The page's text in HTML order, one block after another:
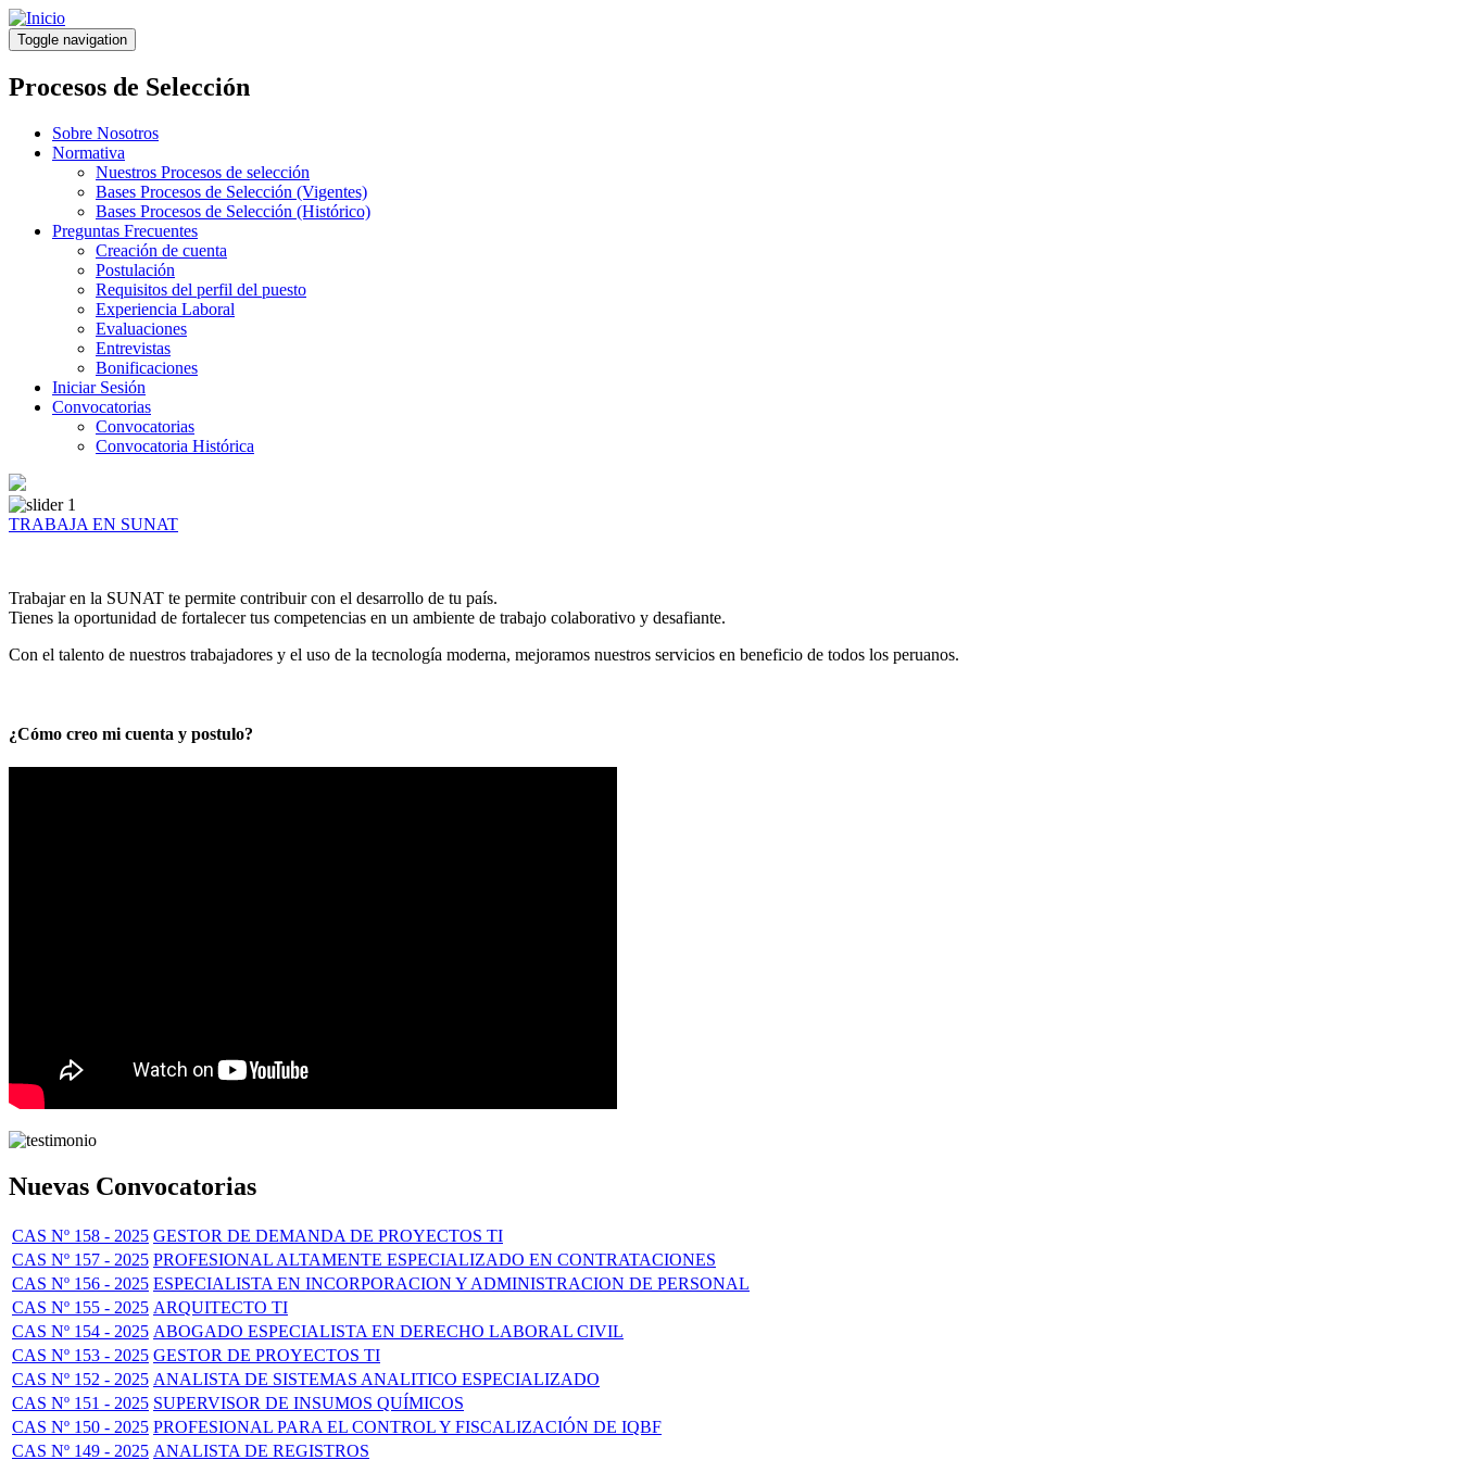
Pasar
al
contenido
principal
Toggle navigation
Procesos de Selección
Sobre Nosotros
Normativa
Nuestros Procesos de selección
Bases Procesos de Selección (Vigentes)
Bases Procesos de Selección (Histórico)
Preguntas Frecuentes
Creación de cuenta
Postulación
Requisitos del perfil del puesto
Experiencia Laboral
Evaluaciones
Entrevistas
Bonificaciones
Iniciar Sesión
Convocatorias
Convocatorias
Convocatoria Histórica
TRABAJA EN SUNAT
Trabajar en la SUNAT te permite contribuir con el desarrollo de tu país.
Tienes la oportunidad de fortalecer tus competencias en un ambiente de trabajo colaborativo y desafiante.
Con el talento de nuestros trabajadores y el uso de la tecnología moderna, mejoramos nuestros servicios en beneficio de todos los peruanos.
¿Cómo creo mi cuenta y postulo?
Nuevas Convocatorias
CAS Nº 158 - 2025 GESTOR DE DEMANDA DE PROYECTOS TI
CAS Nº 157 - 2025 PROFESIONAL ALTAMENTE ESPECIALIZADO EN CONTRATACIONES
CAS Nº 156 - 2025 ESPECIALISTA EN INCORPORACION Y ADMINISTRACION DE PERSONAL
CAS Nº 155 - 2025 ARQUITECTO TI
CAS Nº 154 - 2025 ABOGADO ESPECIALISTA EN DERECHO LABORAL CIVIL
CAS Nº 153 - 2025 GESTOR DE PROYECTOS TI
CAS Nº 152 - 2025 ANALISTA DE SISTEMAS ANALITICO ESPECIALIZADO
CAS Nº 151 - 2025 SUPERVISOR DE INSUMOS QUÍMICOS
CAS Nº 150 - 2025 PROFESIONAL PARA EL CONTROL Y FISCALIZACIÓN DE IQBF
CAS Nº 149 - 2025 ANALISTA DE REGISTROS